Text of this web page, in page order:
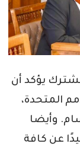
يؤكد أن
المتحدة،
وأيضا
عن كافة